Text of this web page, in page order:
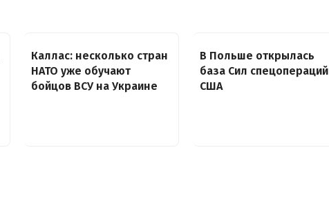
Каллас: несколько стран
НАТО уже обучают
бойцов ВСУ на Украине
В Польше открылась
база Сил спецопераций
США